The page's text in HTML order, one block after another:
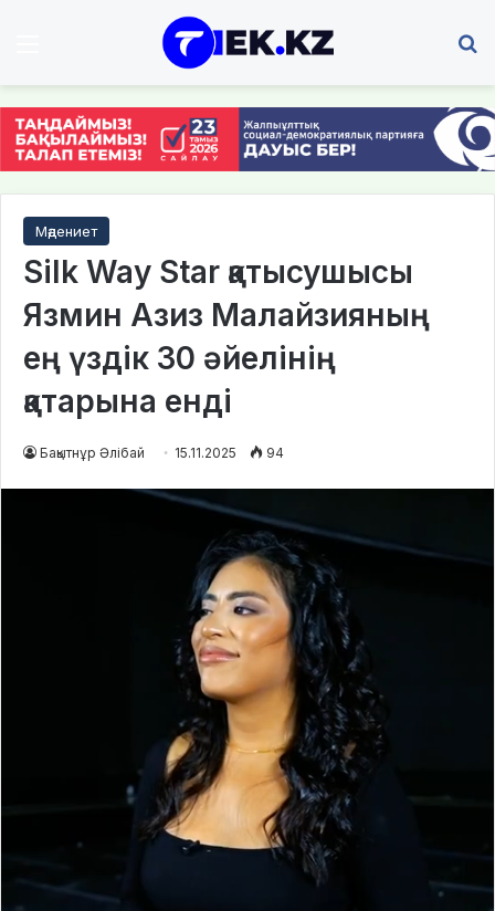
Мәдениет
Silk Way Star қатысушысы
Язмин Азиз Малайзияның
ең үздік 30 әйелінің
қатарына енді
Бақытнұр Әлібай 15.11.2025 94